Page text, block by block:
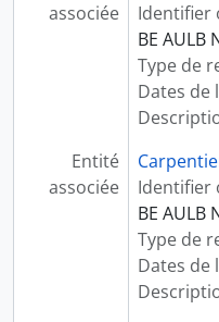
associée
Identifier
BE AULB
Type de
Dates de
Entité
associée
Identifier
BE AULB
Type de
Dates de